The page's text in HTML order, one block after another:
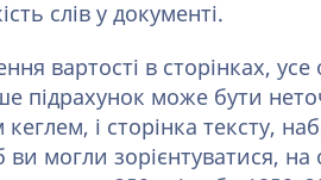
слів у документі.
вартості в сторінках,
підрахунок може бути
і сторінка тексту,
могли зорієнтуватися, на